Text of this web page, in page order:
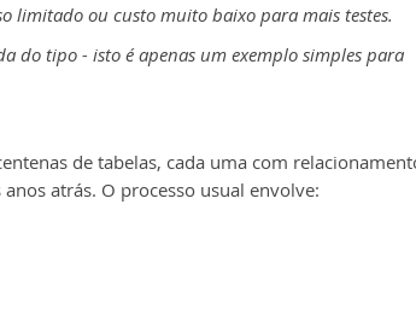
limitado ou custo muito baixo para mais testes.
do tipo - isto é apenas um exemplo simples para
de tabelas, cada uma com
atrás. O processo usual envolve: